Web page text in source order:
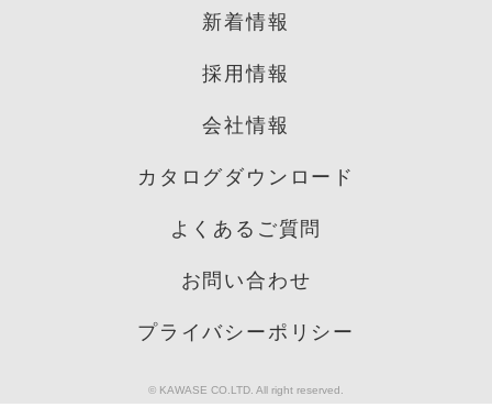
新着情報
採用情報
会社情報
カタログダウンロード
よくあるご質問
お問い合わせ
プライバシーポリシー
© KAWASE CO.LTD. All right reserved.